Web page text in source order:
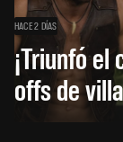
HACE 2 DÍAS
¡Triunfó el
offs de